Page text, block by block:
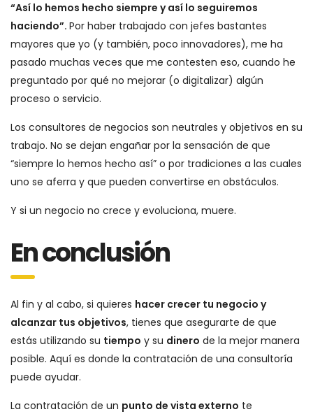
“Así lo hemos hecho siempre y así lo seguiremos
haciendo”. Por haber trabajado con jefes bastantes
mayores que yo (y también, poco innovadores), me ha
pasado muchas veces que me contesten eso, cuando he
preguntado por qué no mejorar (o digitalizar) algún
proceso o servicio.
Los consultores de negocios son neutrales y objetivos en su
trabajo. No se dejan engañar por la sensación de que
“siempre lo hemos hecho así” o por tradiciones a las cuales
uno se aferra y que pueden convertirse en obstáculos.
Y si un negocio no crece y evoluciona, muere.
En conclusión
Al fin y al cabo, si quieres hacer crecer tu negocio y
alcanzar tus objetivos, tienes que asegurarte de que
estás utilizando su tiempo y su dinero de la mejor manera
posible. Aquí es donde la contratación de una consultoría
puede ayudar.
La contratación de un punto de vista externo te